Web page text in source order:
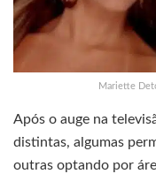
Mariette
Após o auge na
distintas, algumas
outras optando por